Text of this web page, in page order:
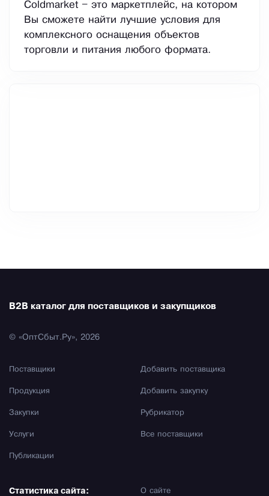
Coldmarket – это маркетплейс, на котором
Вы сможете найти лучшие условия для
комплексного оснащения объектов
торговли и питания любого формата.
B2B каталог для поставщиков и закупщиков
© «ОптСбыт.Ру», 2026
Поставщики
Продукция
Закупки
Услуги
Публикации
Добавить поставщика
Добавить закупку
Рубрикатор
Все поставщики
О сайте
Статистика сайта: